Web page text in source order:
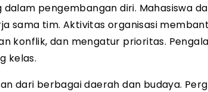
pengembangan diri. Mahasiswa
sama tim. Aktivitas organisasi
konflik, dan mengatur prioritas.
kelas.
dari berbagai daerah dan budaya.